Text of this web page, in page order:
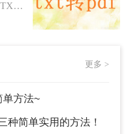
和
文
何
更多 >
单方法~
种简单实用的方法！